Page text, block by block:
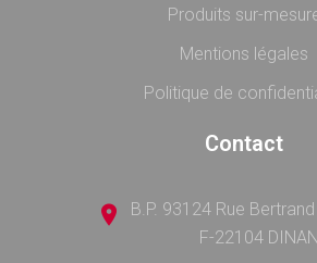
Produits sur-
Mentions légales
Politique de
Contact
B.P. 93124 Rue
F-22104 DINAN